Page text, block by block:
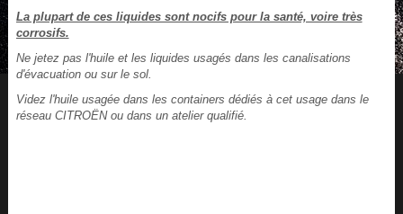
La plupart de ces liquides sont nocifs pour la santé, voire très
corrosifs.
Ne jetez pas l'huile et les liquides usagés dans les canalisations
d'évacuation ou sur le sol.
Videz l'huile usagée dans les containers dédiés à cet usage dans le
réseau CITROËN ou dans un atelier qualifié.